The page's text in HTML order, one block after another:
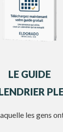
LE GUIDE
les gens